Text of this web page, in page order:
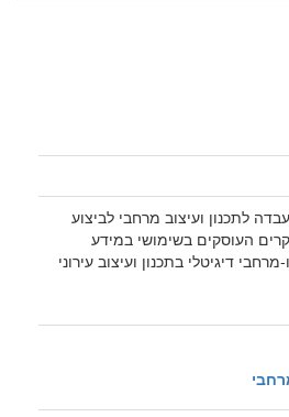
לתכנון ועיצוב מרחבי לביצוע
העוסקים בשימושי במידע
מרחבי דיגיטלי בתכנון ועיצוב עירוני